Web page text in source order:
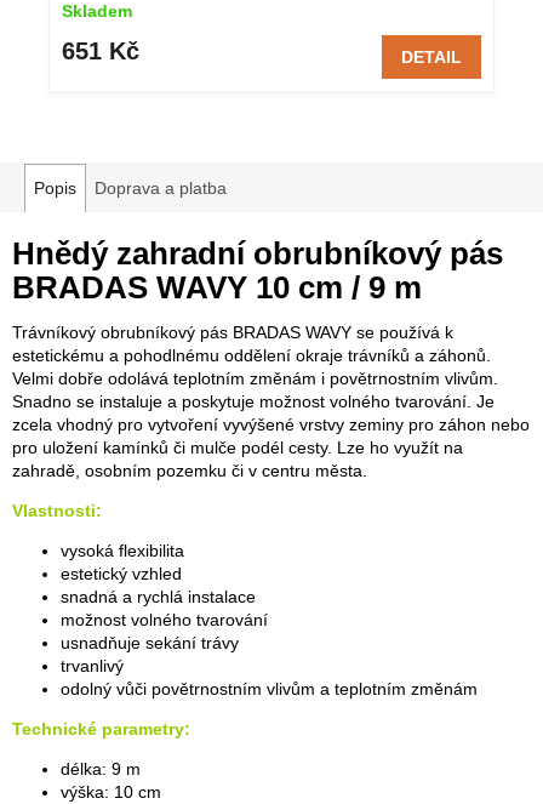
Skladem
651 Kč DETAIL
Popis Doprava a platba
Hnědý zahradní obrubníkový pás
BRADAS WAVY 10 cm / 9 m
Trávníkový obrubníkový pás BRADAS WAVY se používá k
estetickému a pohodlnému oddělení okraje trávníků a záhonů.
Velmi dobře odolává teplotním změnám i povětrnostním vlivům.
Snadno se instaluje a poskytuje možnost volného tvarování. Je
zcela vhodný pro vytvoření vyvýšené vrstvy zeminy pro záhon nebo
pro uložení kamínků či mulče podél cesty. Lze ho využít na
zahradě, osobním pozemku či v centru města.
Vlastnosti:
vysoká flexibilita
estetický vzhled
snadná a rychlá instalace
možnost volného tvarování
usnadňuje sekání trávy
trvanlivý
odolný vůči povětrnostním vlivům a teplotním změnám
Technické parametry:
délka: 9 m
výška: 10 cm